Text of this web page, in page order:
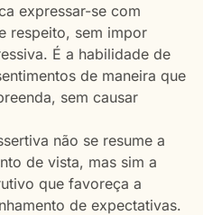
expressar-se com
respeito, sem impor
É a habilidade de
de maneira que
sem causar
não se resume a
de vista, mas sim a
que favoreça a
de expectativas.